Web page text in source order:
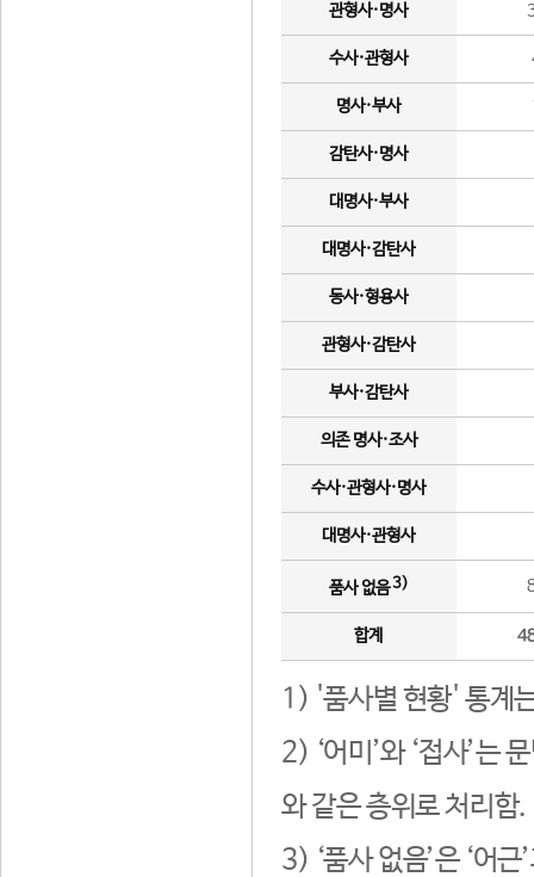
관형사·명사
수사·관형사
명사·부사
감탄사·명사
대명사·부사
대명사·감탄사
동사·형용사
관형사·감탄사
부사·감탄사
의존 명사·조사
수사·관형사·명사
대명사·관형사
품사 없음3)
합계
1) '품사별 현황' 통계
2) ‘어미’와 ‘접사’는
와 같은 층위로 처리함.
3) ‘품사 없음’은 ‘어